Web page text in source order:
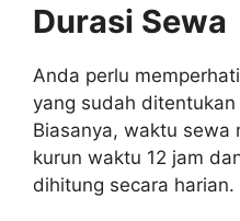
Durasi Sewa
Anda perlu
yang sudah
Biasanya, waktu sewa
kurun waktu 12 jam
dihitung secara harian.